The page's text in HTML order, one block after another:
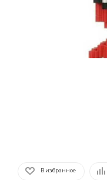
В избранное